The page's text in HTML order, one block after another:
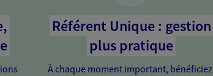
Référent Unique : gestion
plus pratique
À chaque moment important, bénéficiez